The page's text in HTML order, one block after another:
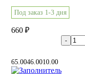
Под заказ 1-3 дня
660 ₽
65.0046.0010.00